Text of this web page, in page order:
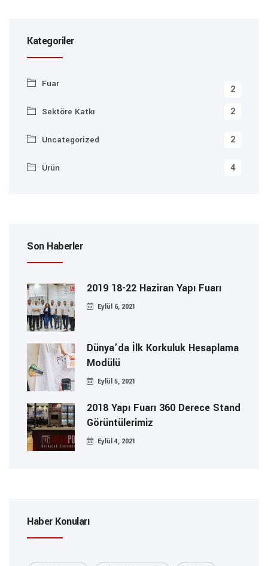
Kategoriler
Fuar 2
Sektöre Katkı 2
Uncategorized 2
Ürün 4
Son Haberler
2019 18-22 Haziran Yapı Fuarı
Eylül 6, 2021
Dünya’da İlk Korkuluk Hesaplama
Modülü
Eylül 5, 2021
2018 Yapı Fuarı 360 Derece Stand
Görüntülerimiz
Eylül 4, 2021
Haber Konuları